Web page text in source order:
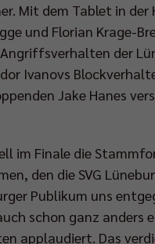
Mit dem Tablet in der
und Florian Krage-
der
Ivanovs
Jake Hanes
im Finale die
den die SVG
Publikum uns
schon ganz anders
applaudiert. Das